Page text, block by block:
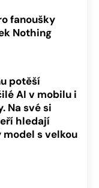
fanoušky
Nothing
potěší
AI v mobilu i
Na své si
hledají
s velkou